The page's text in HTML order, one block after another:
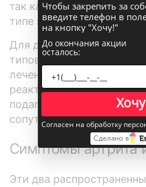
так как методы лечения
типе заболевания очень
Для дегенеративного или
типов артрита
лечение суставов, для
реактивного нужен курс
подагры – лечение
сопутствующих
Симптомы артрита
Эти два
Чтобы закрепить за
введите телефон в
на кнопку "Хочу!"
До окончания акции
осталось:
Согласен на обработку
Сделано в